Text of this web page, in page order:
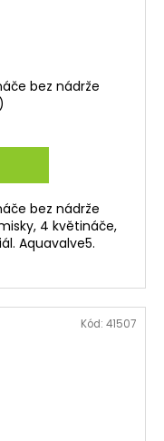
bez nádrže
bez nádrže
4 květináče,
Aquavalve5.
Kód: 41507